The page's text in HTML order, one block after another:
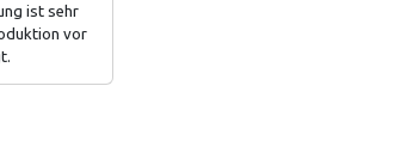
ist sehr
vor